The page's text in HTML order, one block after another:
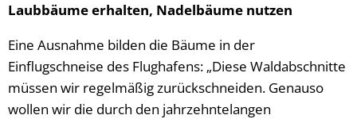
Laubbäume erhalten, Nadelbäume nutzen
Eine Ausnahme bilden die Bäume in der
Einflugschneise des Flughafens: „Diese Waldabschnitte
müssen wir regelmäßig zurückschneiden. Genauso
wollen wir die durch den jahrzehntelangen